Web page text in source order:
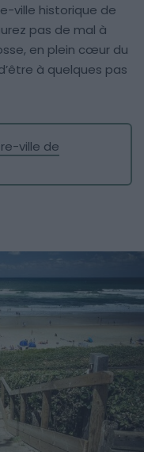
ville historique de
pas de mal à
en plein cœur du
à quelques pas
ville de